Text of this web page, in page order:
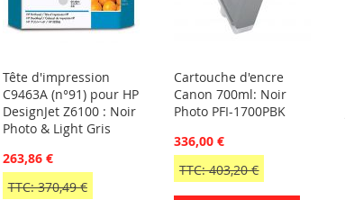
Tête d'impression
C9463A (n°91) pour HP
DesignJet Z6100 : Noir
Photo & Light Gris
263,86 €
TTC: 370,49 €
Cartouche d'encre
Canon 700ml: Noir
Photo PFI-1700PBK
336,00 €
TTC: 403,20 €